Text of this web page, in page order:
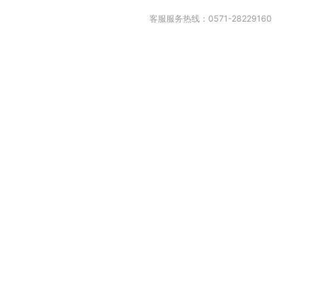
客服服务热线：0571-28229160